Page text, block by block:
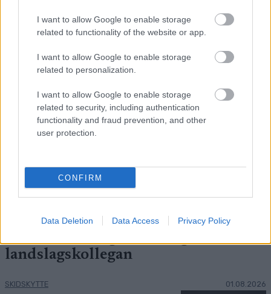
I want to allow Google to enable storage
related to functionality of the website or app.
I want to allow Google to enable storage
related to personalization.
I want to allow Google to enable storage
related to security, including authentication
functionality and fraud prevention, and other
user protection.
CONFIRM
Data Deletion Data Access Privacy Policy
FLER ARTIKLAR
landslagskollegan
SKIDSKYTTE 01.08.2026